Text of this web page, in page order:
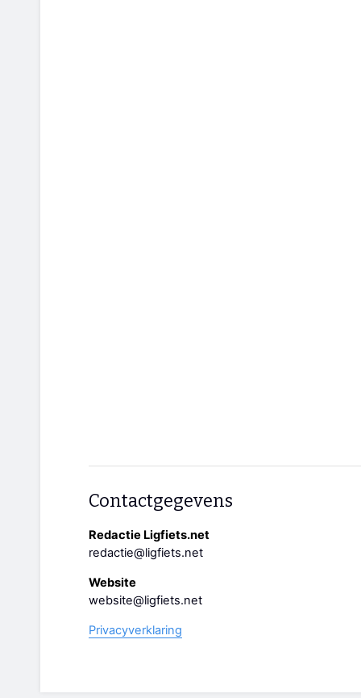
Contactgegevens
Redactie Ligfiets.net
redactie@ligfiets.net
Website
website@ligfiets.net
Privacyverklaring